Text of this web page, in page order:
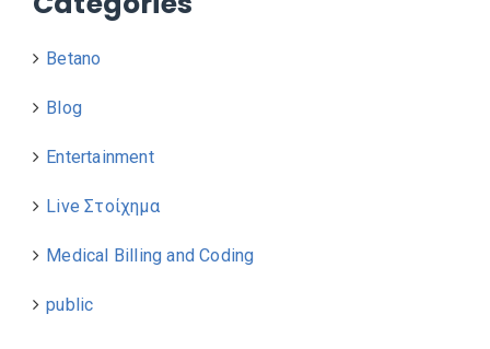
Betano
Blog
Entertainment
Live Στοίχημα
Medical Billing and Coding
public